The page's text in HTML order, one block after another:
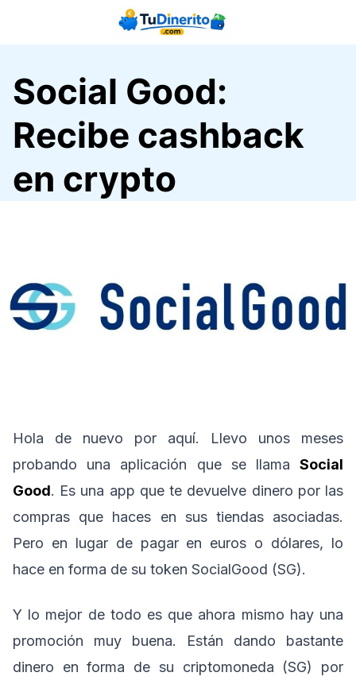
Social Good:
Recibe cashback
en crypto
Hola de nuevo por aquí. Llevo unos meses
probando una aplicación que se llama Social
Good. Es una app que te devuelve dinero por las
compras que haces en sus tiendas asociadas.
Pero en lugar de pagar en euros o dólares, lo
hace en forma de su token SocialGood (SG).
Y lo mejor de todo es que ahora mismo hay una
promoción muy buena. Están dando bastante
dinero en forma de su criptomoneda (SG) por